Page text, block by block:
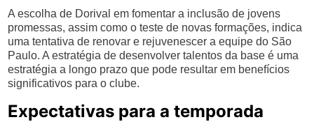
A escolha de Dorival em fomentar a inclusão de jovens
promessas, assim como o teste de novas formações, indica
uma tentativa de renovar e rejuvenescer a equipe do São
Paulo. A estratégia de desenvolver talentos da base é uma
estratégia a longo prazo que pode resultar em benefícios
significativos para o clube.
Expectativas para a temporada